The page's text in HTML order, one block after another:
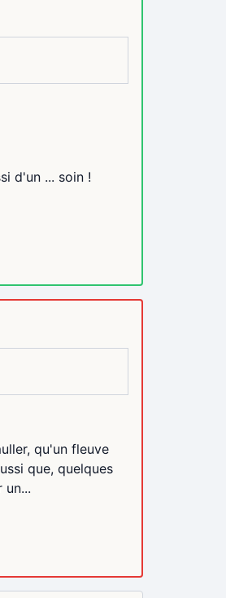
d'un ... soin !
qu'un fleuve
que, quelques